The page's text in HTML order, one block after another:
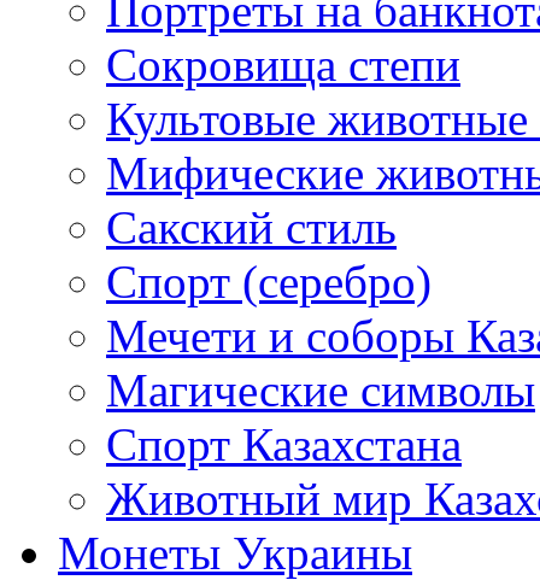
Сокровища степи
Культовые
Мифические
Сакский стиль
Спорт (серебро)
Мечети и соборы
Магические символы
Спорт Казахстана
Животный мир
Монеты Украины